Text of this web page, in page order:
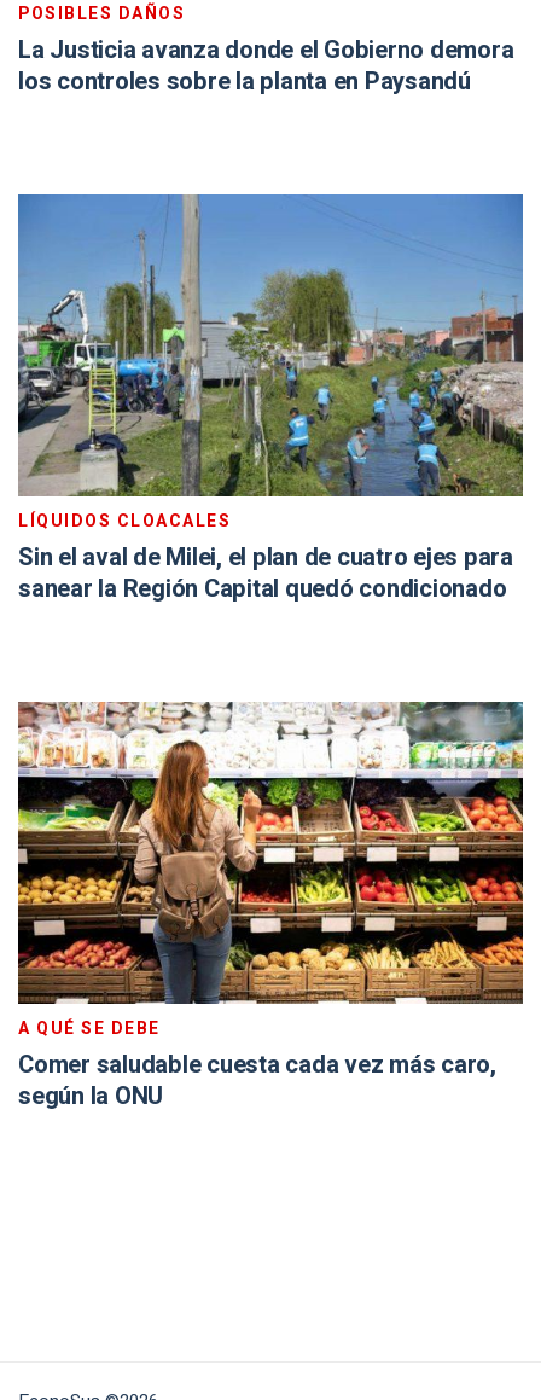
POSIBLES DAÑOS
La Justicia avanza donde el Gobierno demora
los controles sobre la planta en Paysandú
LÍQUIDOS CLOACALES
Sin el aval de Milei, el plan de cuatro ejes para
sanear la Región Capital quedó condicionado
A QUÉ SE DEBE
Comer saludable cuesta cada vez más caro,
según la ONU